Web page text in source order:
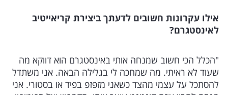
אילו עקרונות חשובים לדעתך ביצירת קריאייטיב
לאינסטגרם?
"הכלל הכי חשוב שמנחה אותי באינסטגרם הוא דווקא מה
שעוד לא ראיתי. מה שמחכה לי בגלילה הבאה. אני משתדל
להסתכל על עצמי מהצד כשאני מזפזפ בפיד או בסטורי. אני